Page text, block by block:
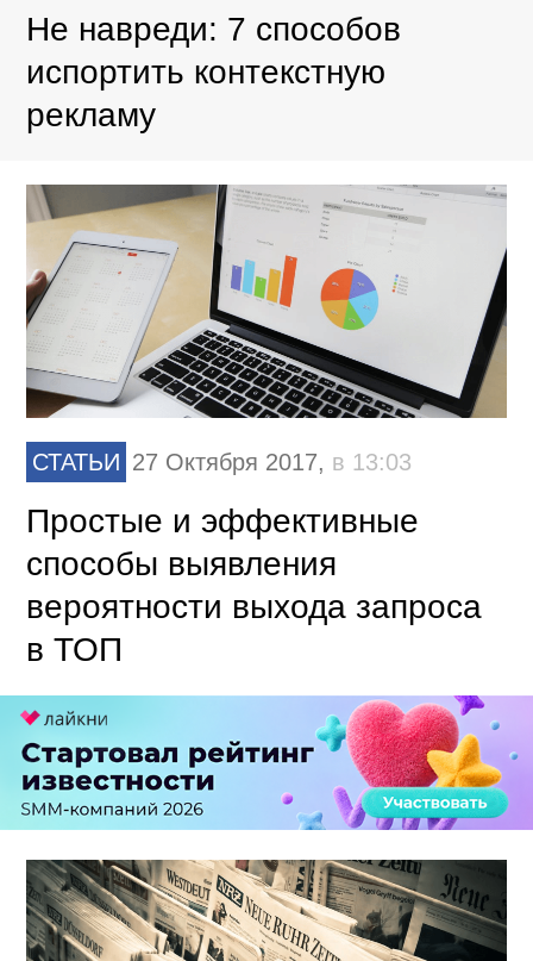
Не навреди: 7 способов
испортить контекстную
рекламу
СТАТЬИ 27 Октября 2017, в 13:03
Простые и эффективные
способы выявления
вероятности выхода запроса
в ТОП